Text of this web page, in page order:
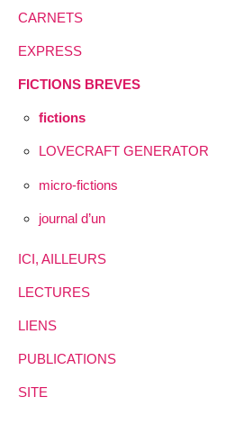
CARNETS
EXPRESS
FICTIONS BREVES
fictions
LOVECRAFT GENERATOR
micro-fictions
journal d’un
ICI, AILLEURS
LECTURES
LIENS
PUBLICATIONS
SITE